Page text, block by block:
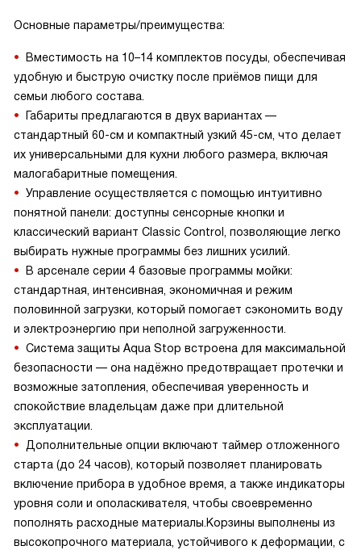
Основные параметры/преимущества:
Вместимость на 10–14 комплектов посуды, обеспечивая
удобную и быструю очистку после приёмов пищи для
семьи любого состава.
Габариты предлагаются в двух вариантах —
стандартный 60-см и компактный узкий 45-см, что делает
их универсальными для кухни любого размера, включая
малогабаритные помещения.
Управление осуществляется с помощью интуитивно
понятной панели: доступны сенсорные кнопки и
классический вариант Classic Control, позволяющие легко
выбирать нужные программы без лишних усилий.
В арсенале серии 4 базовые программы мойки:
стандартная, интенсивная, экономичная и режим
половинной загрузки, который помогает сэкономить воду
и электроэнергию при неполной загруженности.
Система защиты Aqua Stop встроена для максимальной
безопасности — она надёжно предотвращает протечки и
возможные затопления, обеспечивая уверенность и
спокойствие владельцам даже при длительной
эксплуатации.
Дополнительные опции включают таймер отложенного
старта (до 24 часов), который позволяет планировать
включение прибора в удобное время, а также индикаторы
уровня соли и ополаскивателя, чтобы своевременно
пополнять расходные материалы.Корзины выполнены из
высокопрочного материала, устойчивого к деформации, с